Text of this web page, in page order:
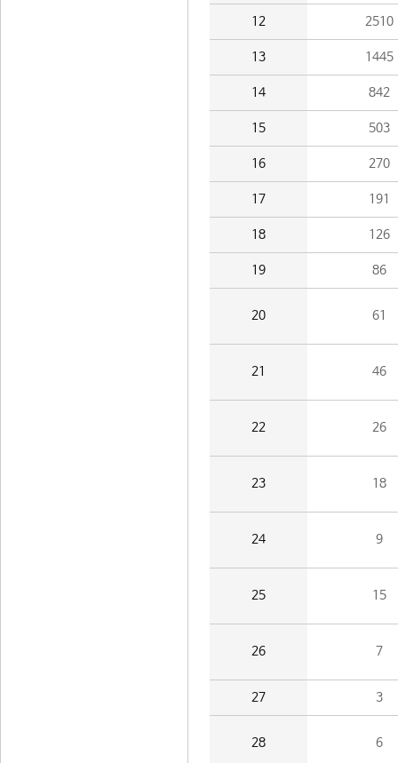
12 2510
13 1445
14 842
15 503
16 270
17 191
18 126
19 86
20 61
21 46
22 26
23 18
24 9
25 15
26 7
27 3
28 6